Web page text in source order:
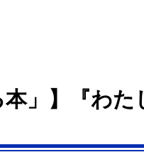
本」】『わ